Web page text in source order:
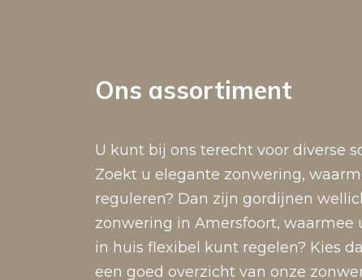
Ons assortiment
U kunt bij ons terecht voor diverse
Zoekt u elegante zonwering,
reguleren? Dan zijn gordijnen
zonwering in Amersfoort, waarmee
in huis flexibel kunt regelen? Kies
een goed overzicht van onze